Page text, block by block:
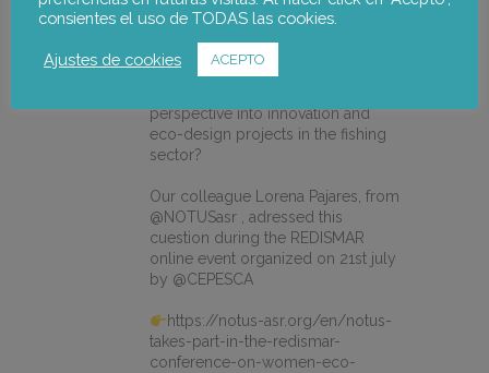
notus-asr @notusasr
perspective into innovation and
eco-design projects in the fishing
sector?
Our colleague Lorena Pajares, from
@NOTUSasr , adressed this
cuestion during the REDISMAR
online event organized on 21st july
by @CEPESCA
https://notus-asr.org/en/notus-
takes-part-in-the-redismar-
conference-on-women-eco-
consientes el uso de TODAS las cookies.
Ajustes de cookies ACEPTO